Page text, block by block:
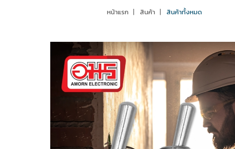
หน้าแรก สินค้า สินค้าทั้งหมด